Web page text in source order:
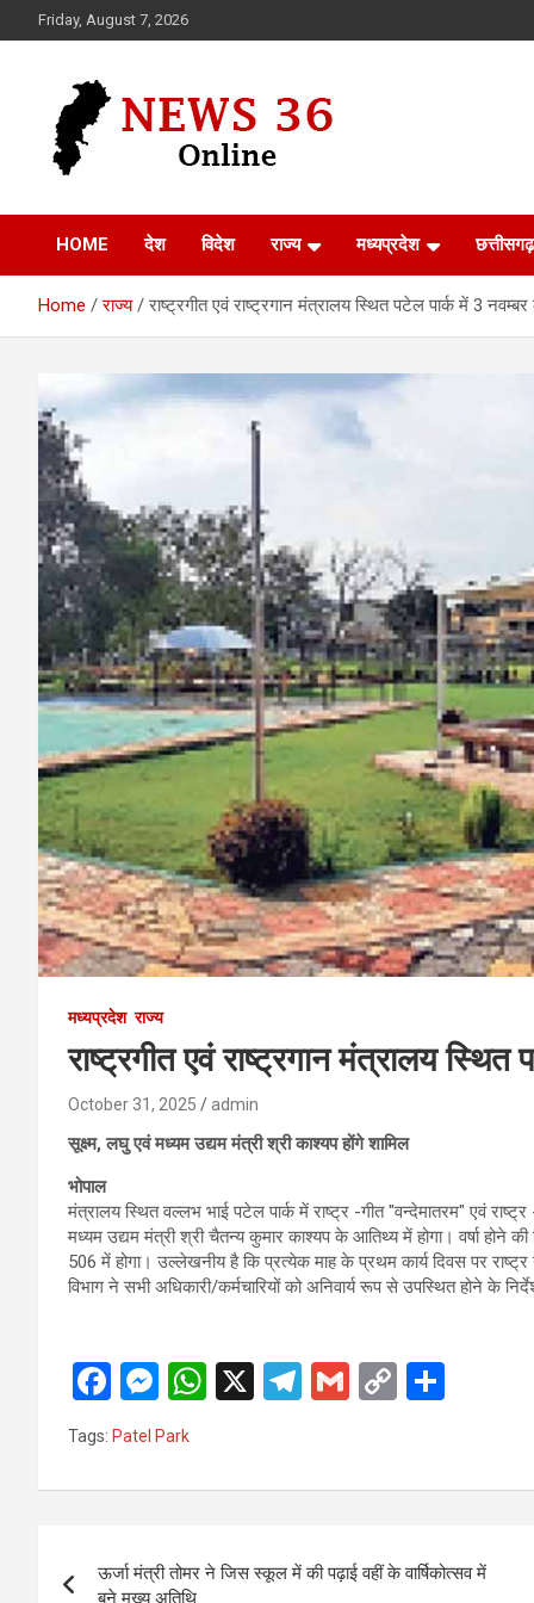
to
Friday, August 7, 2026
News 36
HOME देश विदेश राज्य मध्यप्रदेश छत्तीसगढ़
Home राज्य राष्ट्रगीत एवं राष्ट्रगान मंत्रालय स्थित पटेल पार्क में 3 नवम्बर
मध्यप्रदेश राज्य
राष्ट्रगीत एवं राष्ट्रगान मंत्रालय
October 31, 2025 admin
सूक्ष्म, लघु एवं मध्यम उद्यम मंत्री श्री काश्यप होंगे शामिल
भोपाल
मंत्रालय स्थित वल्लभ भाई पटेल पार्क में राष्ट्र -गीत "वन्देमातरम" एवं
मध्यम उद्यम मंत्री श्री चैतन्य कुमार काश्यप के आतिथ्य में होगा। वर्षा होने
506 में होगा। उल्लेखनीय है कि प्रत्येक माह के प्रथम कार्य दिवस पर
विभाग ने सभी अधिकारी/कर्मचारियों को अनिवार्य रूप से उपस्थित होने के
F
a
ce
b
o
M
es
se
n
er
W
s
p
X
T
gr
m
G
C
Li
k
e
Tags: Patel Park
ऊर्जा मंत्री तोमर ने जिस स्कूल में की पढ़ाई वहीं के वार्षिकोत्सव में
बने मुख्य अतिथि